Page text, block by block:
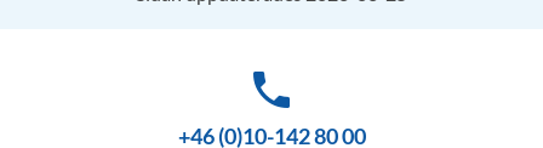
phone
+46 (0)10-142 80 00